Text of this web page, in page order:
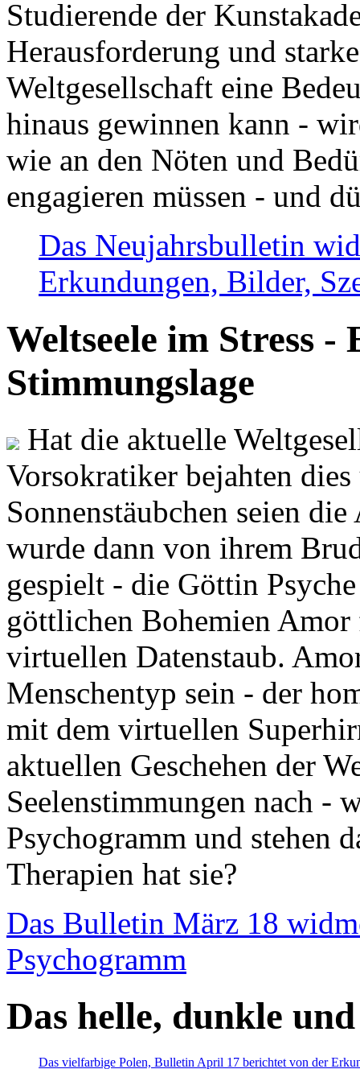
Studierende der
Herausforderung und
Weltgesellschaft eine
hinaus gewinnen kann -
wie an den Nöten und
engagieren müssen - und
Das Neujahrsbulletin
Erkundungen, Bilder,
Weltseele im Stress -
Stimmungslage
Hat die aktuelle
Vorsokratiker bejahten
Sonnenstäubchen seien
wurde dann von ihrem
gespielt - die Göttin
göttlichen Bohemien
virtuellen Datenstaub.
Menschentyp sein - der
mit dem virtuellen
aktuellen Geschehen der
Seelenstimmungen nach -
Psychogramm und stehen
Therapien hat sie?
Das Bulletin März 18
Psychogramm
Das helle, dunkle
Das vielfarbige Polen, Bulletin April 17 berichtet von der